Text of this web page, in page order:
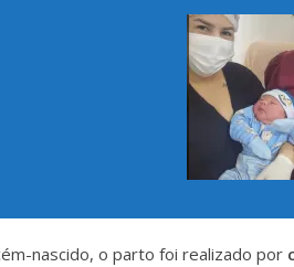
nascido, o parto foi realizado por